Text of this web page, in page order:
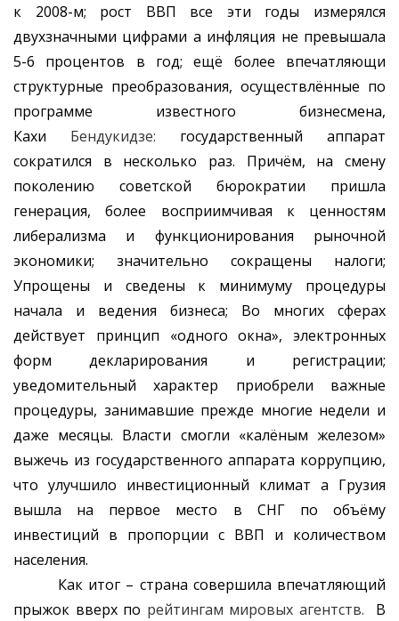
к 2008-м; рост ВВП все эти годы измерялся
двухзначными цифрами а инфляция не превышала
5-6 процентов в год; ещё более впечатляющи
структурные преобразования, осуществлённые по
программе известного бизнесмена,
Кахи Бендукидзе: государственный аппарат
сократился в несколько раз. Причём, на смену
поколению советской бюрократии пришла
генерация, более восприимчивая к ценностям
либерализма и функционирования рыночной
экономики; значительно сокращены налоги;
Упрощены и сведены к минимуму процедуры
начала и ведения бизнеса; Во многих сферах
действует принцип «одного окна», электронных
форм декларирования и регистрации;
уведомительный характер приобрели важные
процедуры, занимавшие прежде многие недели и
даже месяцы. Власти смогли «калёным железом»
выжечь из государственного аппарата коррупцию,
что улучшило инвестиционный климат а Грузия
вышла на первое место в СНГ по объёму
инвестиций в пропорции с ВВП и количеством
населения.
Как итог – страна совершила впечатляющий
прыжок вверх по рейтингам мировых агентств. В